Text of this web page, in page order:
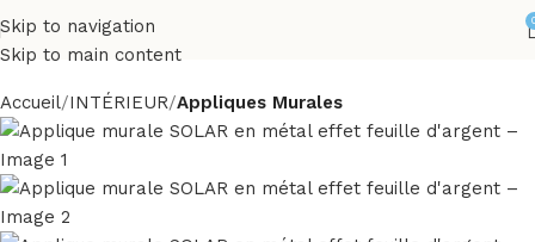
Skip to navigation
Skip to main content
Accueil INTÉRIEUR Appliques Murales